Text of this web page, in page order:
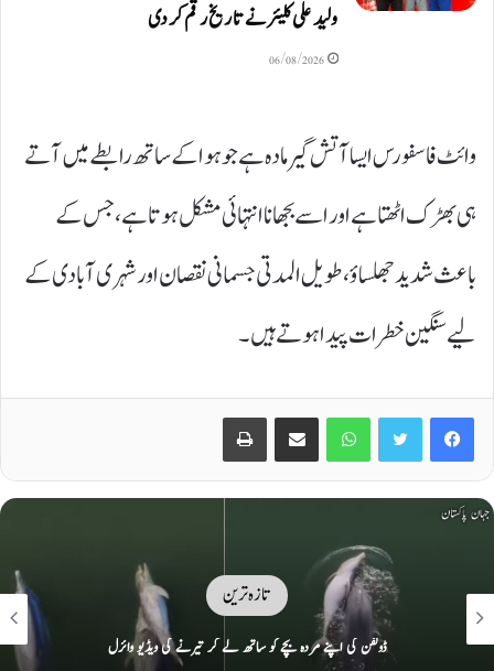
ولید علی کلیئر نے تاریخ رقم کر دی
06/08/2026
وائٹ فاسفورس ایسا آتش گیر مادہ ہے جو ہوا کے ساتھ رابطے میں آتے
ہی بھڑک اٹھتا ہے اور اسے بجھانا انتہائی مشکل ہوتا ہے، جس کے
باعث شدید جھلساؤ، طویل المدتی جسمانی نقصان اور شہری آبادی کے
لیے سنگین خطرات پیدا ہوتے ہیں۔
Facebook
Twitter
WhatsApp
Share via Email
Print
تازہ ترین
امریکا سے اشارے ملے ہیں کہ وہ وعدوں پر پھر سے عمل کیلئے تیار ہے: ایران